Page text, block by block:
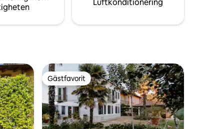
Luftkonditionering
Gästfavorit
Gästfavorit